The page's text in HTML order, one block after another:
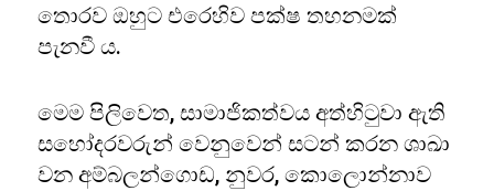
තොරව ඔහුට එරෙහිව පක්ෂ තහනමක්
පැනවී ය.
මෙම පිලිවෙත, සාමාජිකත්වය අත්හිටුවා ඇති
සහෝදරවරුන් වෙනුවෙන් සටන් කරන ශාඛා
වන අම්බලන්ගොඩ, නුවර, කොලොන්නාව